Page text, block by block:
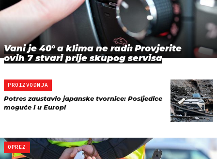
Vani je 40° a klima ne radi: Provjerite
ovih 7 stvari prije skupog servisa
PROIZVODNJA
Potres zaustavio japanske tvornice: Posljedice
moguće i u Europi
OPREZ